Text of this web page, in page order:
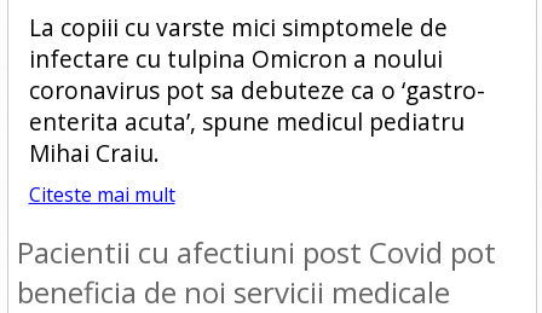
La copiii cu varste mici simptomele de
infectare cu tulpina Omicron a noului
coronavirus pot sa debuteze ca o ‘gastro-
enterita acuta’, spune medicul pediatru
Mihai Craiu.
Citeste mai mult
Pacientii cu afectiuni post Covid pot
beneficia de noi servicii medicale